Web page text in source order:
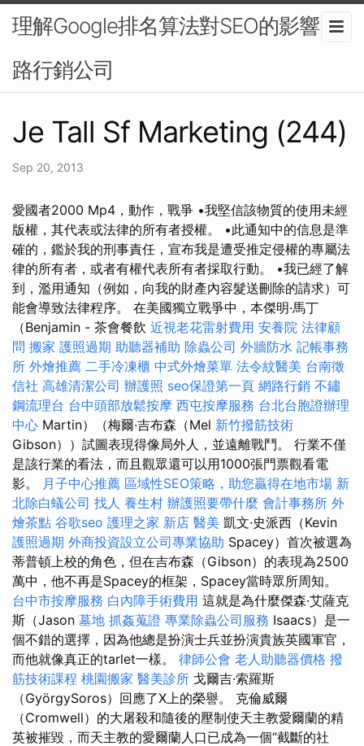
理解Google排名算法對SEO的影響-網
路行銷公司
Je Tall Sf Marketing (244)
Sep 20, 2013
愛國者2000 Mp4，動作，戰爭 •我堅信該物質的使用未經
版權，其代表或法律的所有者授權。 •此通知中的信息是準
確的，鑑於我的刑事責任，宣布我是遭受推定侵權的專屬法
律的所有者，或者有權代表所有者採取行動。 •我已經了解
到，濫用通知（例如，向我的財產內容髮送刪除的請求）可
能會導致法律程序。 在美國獨立戰爭中，本傑明·馬丁
（Benjamin - 茶會餐飲 近視老花雷射費用 安養院 法律顧
問 搬家 護照過期 助聽器補助 除蟲公司 外牆防水 記帳事務
所 外燴推薦 二手冷凍櫃 中式外燴菜單 法令紋醫美 台南徵
信社 高雄清潔公司 辦護照 seo保證第一頁 網路行銷 不鏽
鋼流理台 台中頭部放鬆按摩 西屯按摩服務 台北台胞證辦理
中心 Martin）（梅爾·吉布森（Mel 新竹撥筋技術
Gibson））試圖表現得像局外人，並遠離戰鬥。 行業不僅
是該行業的看法，而且觀眾還可以用1000張門票觀看電
影。 月子中心推薦 區域性SEO策略，助您贏得在地市場 新
北除白蟻公司 找人 養生村 辦護照要帶什麼 會計事務所 外
燴茶點 谷歌seo 護理之家 新店 醫美 凱文·史派西（Kevin
護照過期 外商投資設立公司專業協助 Spacey）首次被選為
蒂普頓上校的角色，但在吉布森（Gibson）的表現為2500
萬中，他不再是Spacey的框架，Spacey當時眾所周知。
台中市按摩服務 白內障手術費用 這就是為什麼傑森·艾薩克
斯（Jason 墓地 抓姦蒐證 專業除蟲公司服務 Isaacs）是一
個不錯的選擇，因為他總是扮演士兵並扮演貴族英國軍官，
而他就像真正的tarlet一樣。 律師公會 老人助聽器價格 撥
筋技術課程 桃園搬家 醫美診所 戈爾吉·索羅斯
（GyörgySoros）回應了X上的榮譽。 克倫威爾
（Cromwell）的大屠殺和隨後的壓制使天主教愛爾蘭的精
英被摧毀，而天主教的愛爾蘭人口已成為一個“截斷的社